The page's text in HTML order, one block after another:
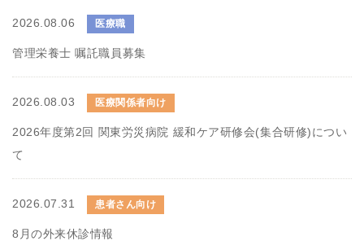
2026.08.06 医療職
管理栄養士 嘱託職員募集
2026.08.03 医療関係者向け
2026年度第2回 関東労災病院 緩和ケア研修会(集合研修)につい
て
2026.07.31 患者さん向け
8月の外来休診情報